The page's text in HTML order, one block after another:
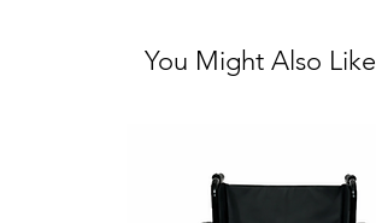
You Might Also Like